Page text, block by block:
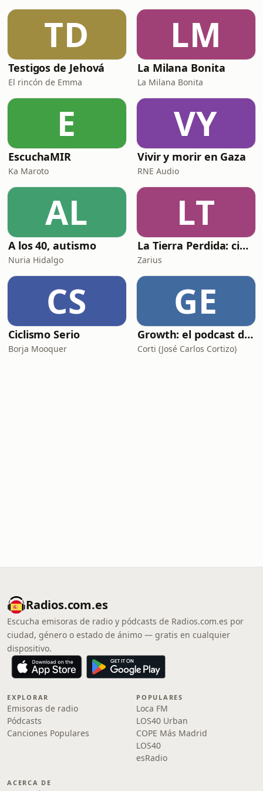
TD
Testigos de Jehová
El rincón de Emma
LM
La Milana Bonita
La Milana Bonita
E
EscuchaMIR
Ka Maroto
VY
Vivir y morir en Gaza
RNE Audio
AL
A los 40, autismo
Nuria Hidalgo
LT
La Tierra Perdida: ciencia ficción épica en audio
Zarius
CS
Ciclismo Serio
Borja Mooquer
GE
Growth: el podcast de Product Hackers 🚀
Corti (José Carlos Cortizo)
Radios.com.es
Escucha emisoras de radio y pódcasts de Radios.com.es por
ciudad, género o estado de ánimo — gratis en cualquier
dispositivo.
EXPLORAR
Emisoras de radio
Pódcasts
Canciones Populares
POPULARES
Loca FM
LOS40 Urban
COPE Más Madrid
LOS40
esRadio
ACERCA DE